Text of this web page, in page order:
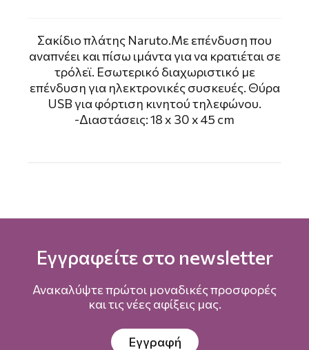
Σακίδιο πλάτης Νaruto.Mε επένδυση που
αναπνέει και πίσω ιμάντα για να κρατιέται σε
τρόλεϊ. Εσωτερικό διαχωριστικό με
επένδυση για ηλεκτρονικές συσκευές. Θύρα
USB για φόρτιση κινητού τηλεφώνου.
-Διαστάσεις: 18 x 30 x 45 cm
Εγγραφείτε στο newsletter
Ανακαλύψτε πρώτοι μοναδικές προσφορές
και τις νέες αφίξεις μας.
Εγγραφή